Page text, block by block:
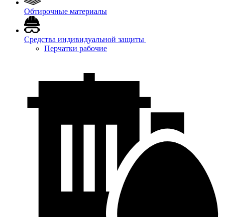
Обтирочные материалы
Средства индивидуальной защиты
Перчатки рабочие